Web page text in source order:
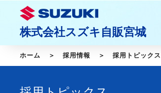
株式会社スズキ自販宮城
ホーム 採用情報 採用トピックス